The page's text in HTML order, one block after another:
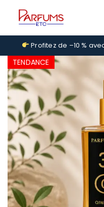
Profitez de –10 %
TENDANCE